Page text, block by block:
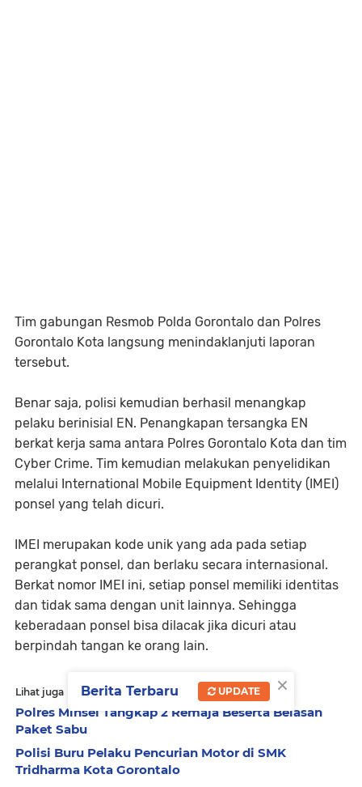
Tim gabungan Resmob Polda Gorontalo dan Polres
Gorontalo Kota langsung menindaklanjuti laporan
tersebut.
Benar saja, polisi kemudian berhasil menangkap
pelaku berinisial EN. Penangkapan tersangka EN
berkat kerja sama antara Polres Gorontalo Kota dan tim
Cyber Crime. Tim kemudian melakukan penyelidikan
melalui International Mobile Equipment Identity (IMEI)
ponsel yang telah dicuri.
IMEI merupakan kode unik yang ada pada setiap
perangkat ponsel, dan berlaku secara internasional.
Berkat nomor IMEI ini, setiap ponsel memiliki identitas
dan tidak sama dengan unit lainnya. Sehingga
keberadaan ponsel bisa dilacak jika dicuri atau
berpindah tangan ke orang lain.
Lihat juga
Polres Minsel Tangkap 2 Remaja Beserta Belasan
Paket Sabu
Polisi Buru Pelaku Pencurian Motor di SMK
Tridharma Kota Gorontalo
×
Berita Terbaru UPDATE